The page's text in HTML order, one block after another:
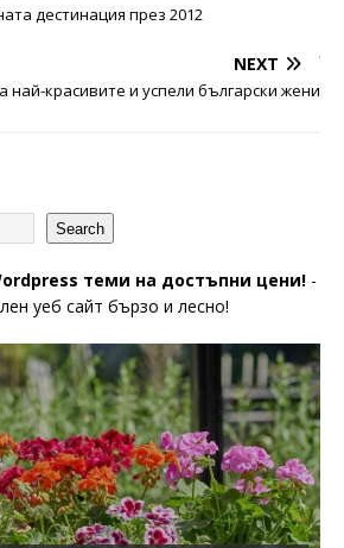
дестинация през 2012
NEXT
най-красивите и успели български жени
Search
теми на достъпни цени! -
уеб сайт бързо и лесно!